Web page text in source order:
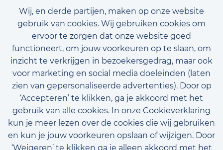
Wij, en derde partijen, maken op onze website
gebruik van cookies. Wij gebruiken cookies om
ervoor te zorgen dat onze website goed
functioneert, om jouw voorkeuren op te slaan, om
inzicht te verkrijgen in bezoekersgedrag, maar ook
voor marketing en social media doeleinden (laten
zien van gepersonaliseerde advertenties). Door op
‘Accepteren’ te klikken, ga je akkoord met het
gebruik van alle cookies. In onze Cookieverklaring
kun je meer lezen over de cookies die wij gebruiken
en kun je jouw voorkeuren opslaan of wijzigen. Door
‘Weigeren’ te klikken ga je alleen akkoord met het
Bekijk vacature
Bekijk onze beschikbare vacatures